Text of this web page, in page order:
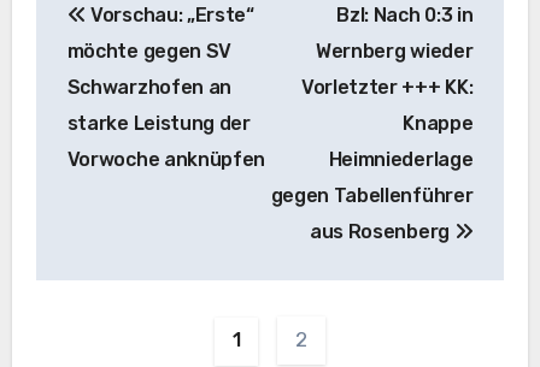
Vorschau: „Erste“
möchte gegen SV
Schwarzhofen an
starke Leistung der
Vorwoche anknüpfen
Bzl: Nach 0:3 in
Wernberg wieder
Vorletzter +++ KK:
Knappe
Heimniederlage
gegen Tabellenführer
aus Rosenberg
1 2